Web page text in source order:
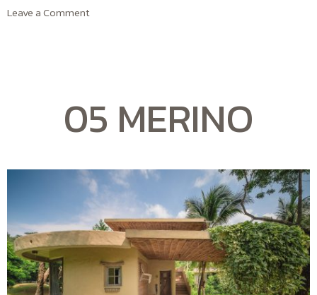
Leave a Comment
05 MERINO